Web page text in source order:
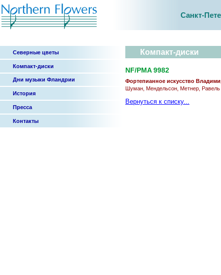
Санкт-
Северные цветы
Компакт-диски
Дни музыки Фландрии
История
Пресса
Контакты
Компакт-диски
NF/PMA 9982
Фортепианное искусство
Шуман, Мендельсон, Метнер, Равель
Вернуться к списку...